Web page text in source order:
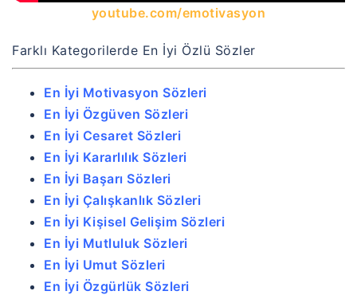
youtube.com/emotivasyon
Farklı Kategorilerde En İyi Özlü Sözler
En İyi Motivasyon Sözleri
En İyi Özgüven Sözleri
En İyi Cesaret Sözleri
En İyi Kararlılık Sözleri
En İyi Başarı Sözleri
En İyi Çalışkanlık Sözleri
En İyi Kişisel Gelişim Sözleri
En İyi Mutluluk Sözleri
En İyi Umut Sözleri
En İyi Özgürlük Sözleri